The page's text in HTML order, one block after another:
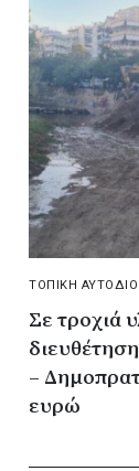
ΤΟΠΙΚΗ
Σε τροχιά
–
ευρώ